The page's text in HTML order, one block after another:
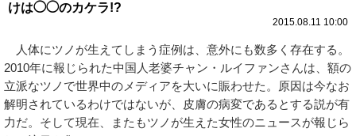
けは◯◯のカケラ!?
2015.08.11 10:00
人体にツノが生えてしまう症例は、意外にも数多く存在する。
2010年に報じられた中国人老婆チャン・ルイファンさんは、額の
立派なツノで世界中のメディアを大いに賑わせた。原因は今なお
解明されているわけではないが、皮膚の病変であるとする説が有
力だ。そして現在、またもツノが生えた女性のニュースが報じら